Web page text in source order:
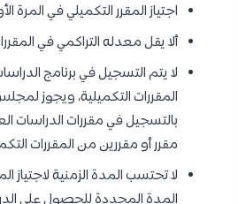
اجتياز المقرر التكميلي في المرة
ألا يقل معدله التراكمي في
لا يتم التسجيل في برنامج
المقررات التكميلية، ويجوز
بالتسجيل في مقررات الدراسات
مقرر أو مقررين من المقررات
لا تحتسب المدة الزمنية لاجتياز